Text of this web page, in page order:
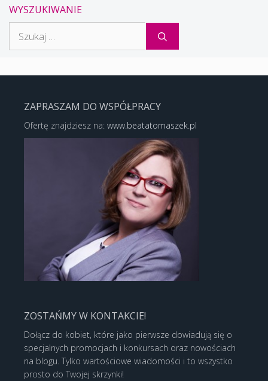
WYSZUKIWANIE
ZAPRASZAM DO WSPÓŁPRACY
Ofertę znajdziesz na: www.beatatomaszek.pl
ZOSTAŃMY W KONTAKCIE!
Dołącz do kobiet, które jako pierwsze dowiadują się o
specjalnych promocjach i konkursach oraz nowościach
na blogu. Tylko wartościowe wiadomości i to wszystko
prosto do Twojej skrzynki!